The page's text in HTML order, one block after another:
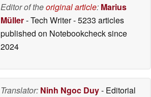
Editor of theoriginal article: Marius
Müller- Tech Writer- 5233 articles
published on Notebookchecksince
2024
Translator: Ninh Ngoc Duy- Editorial